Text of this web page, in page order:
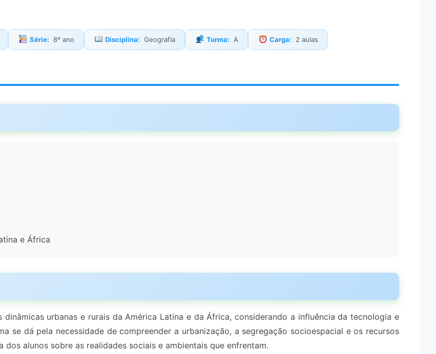
Série: 8º ano Disciplina: Geografia Turma: A Carga: 2 aulas
e África
urbanas e rurais da América Latina e da África, considerando a influência da tecnologia e
se dá pela necessidade de compreender a urbanização, a segregação socioespacial e os recursos
alunos sobre as realidades sociais e ambientais que enfrentam.